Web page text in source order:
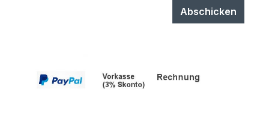
Abschicken